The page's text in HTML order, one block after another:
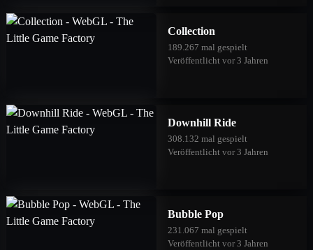
Collection
189.267 mal gespielt
Veröffentlicht vor 3 Jahren
Downhill Ride
308.132 mal gespielt
Veröffentlicht vor 3 Jahren
Bubble Pop
231.067 mal gespielt
Veröffentlicht vor 3 Jahren